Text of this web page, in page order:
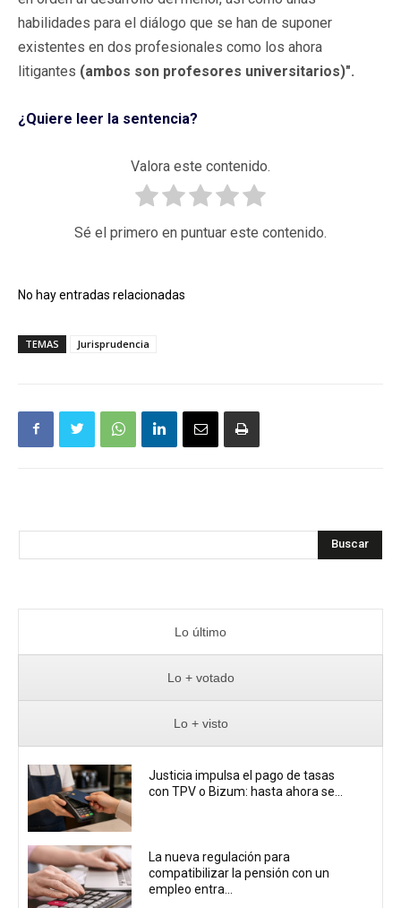
habilidades para el diálogo que se han de suponer
existentes en dos profesionales como los ahora
litigantes (ambos son profesores universitarios)".
¿Quiere leer la sentencia?
Valora este contenido.
Sé el primero en puntuar este contenido.
No hay entradas relacionadas
TEMAS Jurisprudencia
Buscar
Lo último
Lo + votado
Lo + visto
Justicia impulsa el pago de tasas
con TPV o Bizum: hasta ahora se...
La nueva regulación para
compatibilizar la pensión con un
empleo entra...